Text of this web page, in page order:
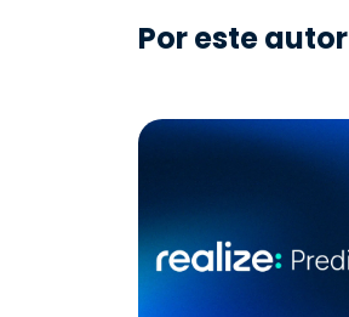
Por este autor